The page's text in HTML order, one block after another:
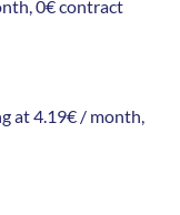
0€ contract
at 4.19€ / month,